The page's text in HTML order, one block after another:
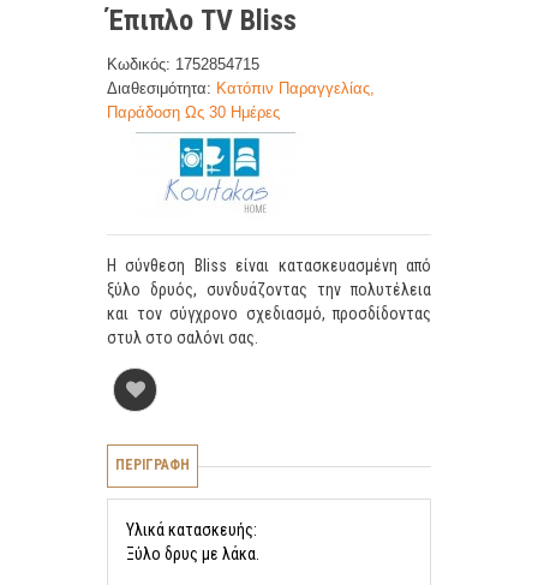
Έπιπλο TV Bliss
Κωδικός: 1752854715
Διαθεσιμότητα: Κατόπιν Παραγγελίας,
Παράδοση Ως 30 Ημέρες
Η σύνθεση Bliss είναι κατασκευασμένη από
ξύλο δρυός, συνδυάζοντας την πολυτέλεια
και τον σύγχρονο σχεδιασμό, προσδίδοντας
στυλ στο σαλόνι σας.
ΠΕΡΙΓΡΑΦΗ
Υλικά κατασκευής:
Ξύλο δρυς με λάκα.